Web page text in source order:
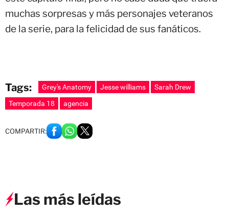
muchas sorpresas y más personajes veteranos
de la serie, para la felicidad de sus fanáticos.
Tags: Grey's Anatomy Jesse williams
Sarah Drew
Temporada 18
agencia
COMPARTIR:
Las más leídas